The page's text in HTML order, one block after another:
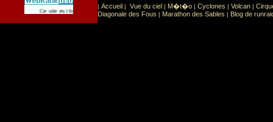
Ce site est list� dans la cat�gorie Sport Sports extr�mes
| Accueil | Vue du ciel | M�t�o | Cyclones | Volcan |
Diagonale des Fous | Marathon des Sables | Blog de